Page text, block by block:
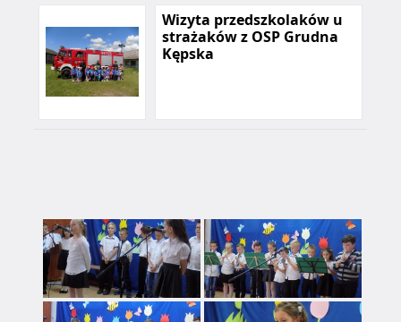
Wizyta przedszkolaków u
strażaków z OSP Grudna
Kępska